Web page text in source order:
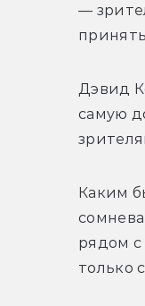
—
Дэвид
самую
Каким
рядом с
только